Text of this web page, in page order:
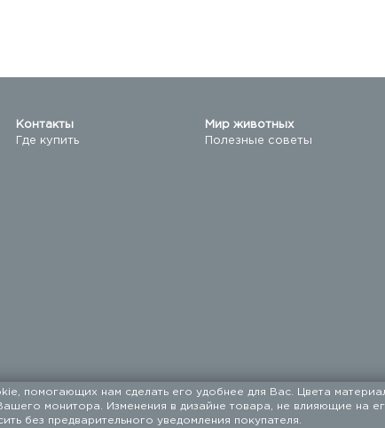
Контакты
Где купить
Мир животных
Полезные советы
с 1994 года.
помогающих нам сделать его удобнее для Вас. Цвета
монитора. Изменения в дизайне товара, не влияющие на
без предварительного уведомления покупателя.